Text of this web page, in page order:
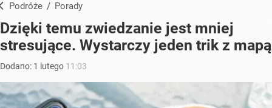
Podróże / Porady
Dzięki temu zwiedzanie jest mniej
stresujące. Wystarczy jeden trik z mapą
Dodano: 1 lutego 11:03